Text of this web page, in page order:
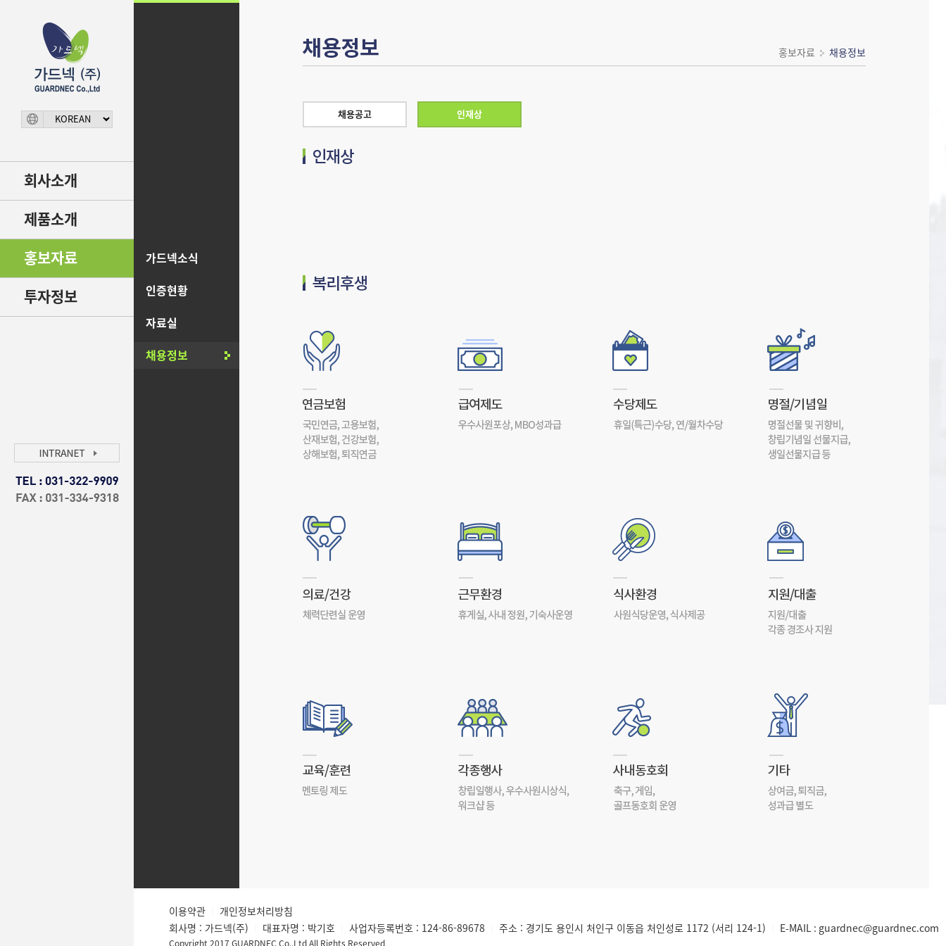
회사소개
제품소개
홍보자료 가드넥소식
인증현황
자료실
채용정보
투자정보
홍보자료 채용정보
채용공고 인재상
이용약관
개인정보처리방침
회사명 : 가드넥(주)
대표자명 : 박기호 사업자등록번호 : 124-86-89678 주소 : 경기도 용인시 처인구 이동읍 처인성로 1172 (서리 124-1) E-MAIL : guardnec@guardnec.com
Copyright 2017 GUARDNEC Co.,Ltd All Rights Reserved